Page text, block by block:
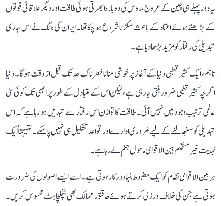
یہ دور پہلے ہی چین کے عروج، روس کی دوبارہ ابھرتی ہوئی طاقت اور دیگر علاقائی قوتوں
کے بڑھتے ہوئے اعتماد کے باعث سکڑنا شروع ہو چکا تھا۔ ایران کی جنگ نے اس جاری
تبدیلی کی رفتار کو مزید بڑھا دیا ہے۔
تاہم، ایک کثیر قطبی دنیا کے آغاز پر خوشی منانا خطرناک حد تک قبل از وقت ہوگا۔ دنیا
اگرچہ کثیر قطبی ضرور بنتی جا رہی ہے، لیکن اس کے متبادل کے طور پر ابھی تک کوئی نئی
عالمی ترتیب وجود میں نہیں آئی۔ طاقت کا توازن اس رفتار سے تبدیل ہو رہا ہے کہ اس
تبدیلی کو سنبھالنے کے لیے ضروری ادارے اور قواعد تشکیل ہی نہیں پا سکے۔ نتیجتاً ایک
نہایت غیر مستحکم بین الاقوامی ماحول جنم لے رہا ہے۔
ہر بین الاقوامی نظام کو ایک مضبوط بنیاد درکار ہوتی ہے۔ اسے ایسے اصولوں کی ضرورت
ہوتی ہے جن کی خلاف ورزی کرتے ہوئے طاقتور ممالک بھی ہچکچاہٹ محسوس کریں۔